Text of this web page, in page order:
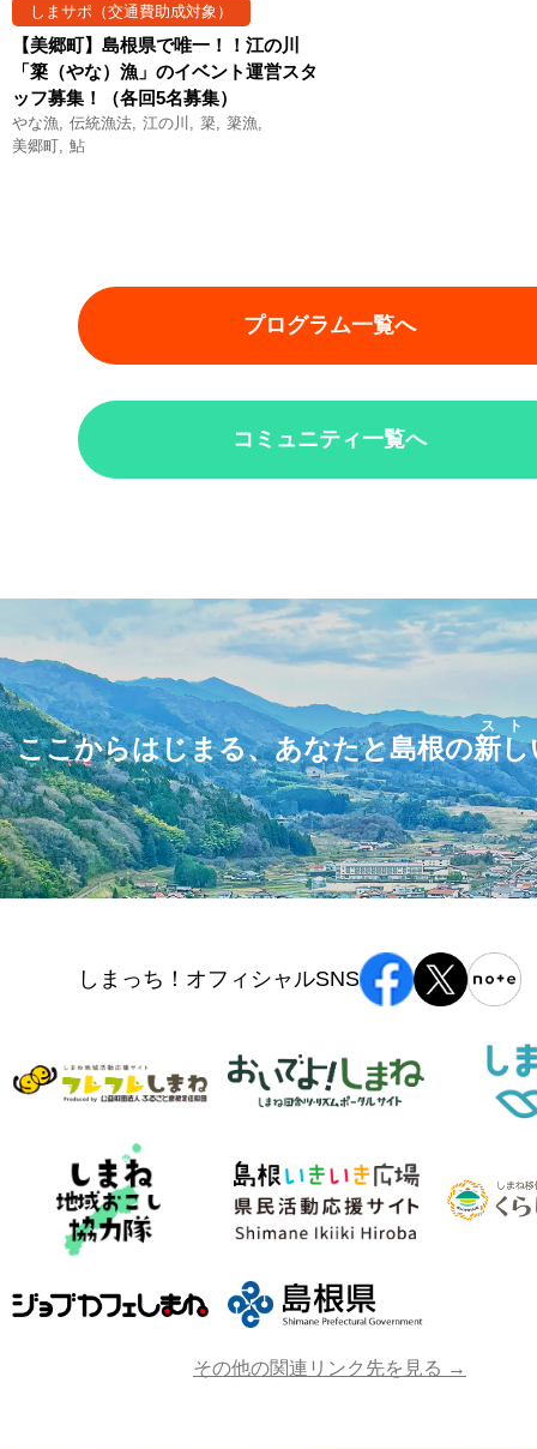
しまサポ（交通費助成対象）
【美郷町】島根県で唯一！！江の川
「簗（やな）漁」のイベント運営スタ
ッフ募集！（各回5名募集）
やな漁 伝統漁法 江の川 簗
簗漁
美郷町 鮎
プログラム一覧へ
コミュニティ一覧へ
ここからはじまる、あなたと島根の新し
スト
しまっち！オフィシャルSNS
その他の関連リンク先を見る →